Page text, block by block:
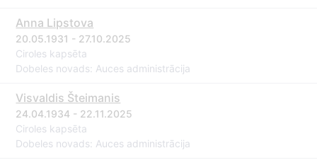
Anna Lipstova
20.05.1931 - 27.10.2025
Ciroles kapsēta
Dobeles novads: Auces administrācija
Visvaldis Šteimanis
24.04.1934 - 22.11.2025
Ciroles kapsēta
Dobeles novads: Auces administrācija